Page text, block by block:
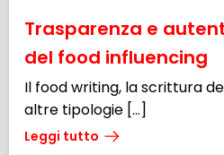
Trasparenza e
del food influencing
Il food writing, la scrittura
altre tipologie […]
Leggi tutto